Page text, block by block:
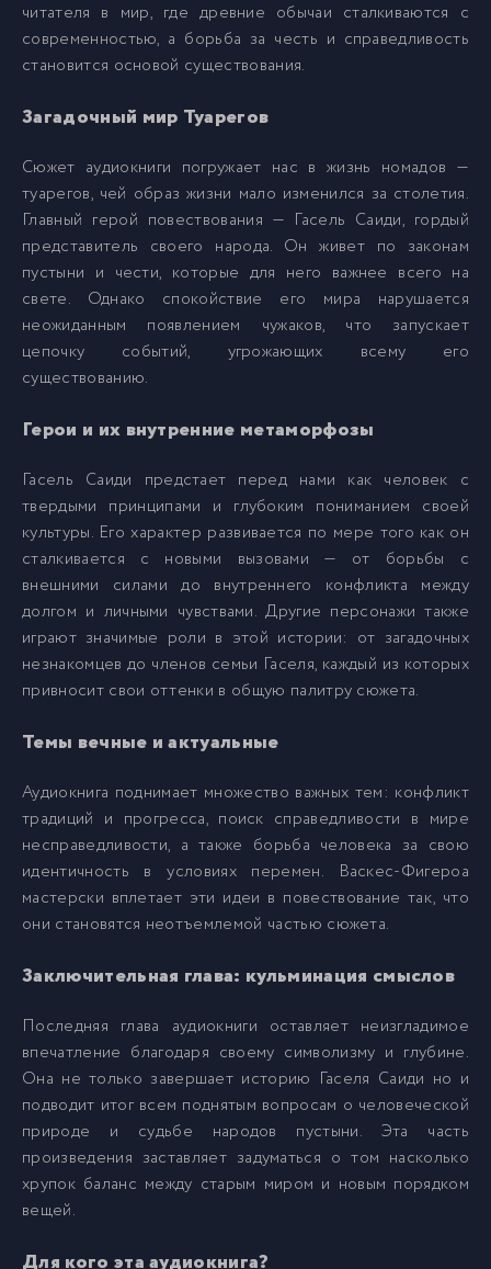
8 008
10 010
12 012
013
14 014
15 015
016
17 017
18
20 020
21 021
22 022
читателя в мир, где древние обычаи сталкиваются с
современностью, а борьба за честь и справедливость
становится основой существования.
Загадочный мир Туарегов
Сюжет аудиокниги погружает нас в жизнь номадов —
туарегов, чей образ жизни мало изменился за столетия.
Главный герой повествования — Гасель Саиди, гордый
представитель своего народа. Он живет по законам
пустыни и чести, которые для него важнее всего на
свете. Однако спокойствие его мира нарушается
неожиданным появлением чужаков, что запускает
цепочку событий, угрожающих всему его
существованию.
Герои и их внутренние метаморфозы
Гасель Саиди предстает перед нами как человек с
твердыми принципами и глубоким пониманием своей
культуры. Его характер развивается по мере того как он
сталкивается с новыми вызовами — от борьбы с
внешними силами до внутреннего конфликта между
долгом и личными чувствами. Другие персонажи также
играют значимые роли в этой истории: от загадочных
незнакомцев до членов семьи Гаселя, каждый из которых
привносит свои оттенки в общую палитру сюжета.
Темы вечные и актуальные
Аудиокнига поднимает множество важных тем: конфликт
традиций и прогресса, поиск справедливости в мире
несправедливости, а также борьба человека за свою
идентичность в условиях перемен. Васкес-Фигероа
мастерски вплетает эти идеи в повествование так, что
они становятся неотъемлемой частью сюжета.
Заключительная глава: кульминация смыслов
Последняя глава аудиокниги оставляет неизгладимое
впечатление благодаря своему символизму и глубине.
Она не только завершает историю Гаселя Саиди но и
подводит итог всем поднятым вопросам о человеческой
природе и судьбе народов пустыни. Эта часть
произведения заставляет задуматься о том насколько
хрупок баланс между старым миром и новым порядком
вещей.
Для кого эта аудиокнига?